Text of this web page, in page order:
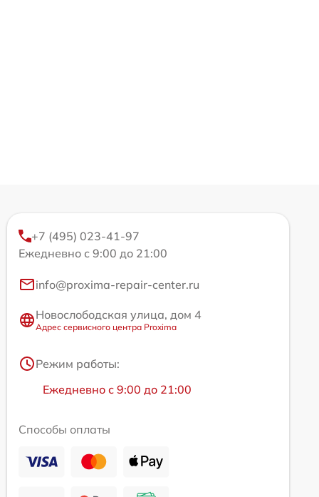
+7 (495) 023-41-97
Ежедневно с 9:00 до 21:00
info@proxima-repair-center.ru
Новослободская улица, дом 4
Адрес сервисного центра Proxima
Режим работы:
Ежедневно с 9:00 до 21:00
Способы оплаты